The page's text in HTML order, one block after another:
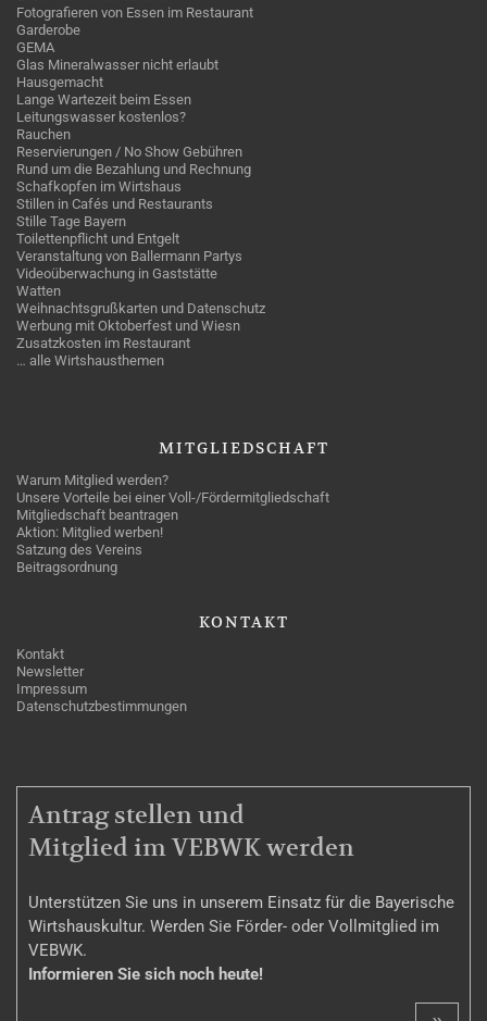
Fotografieren von Essen im Restaurant
Garderobe
GEMA
Glas Mineralwasser nicht erlaubt
Hausgemacht
Lange Wartezeit beim Essen
Leitungswasser kostenlos?
Rauchen
Reservierungen / No Show Gebühren
Rund um die Bezahlung und Rechnung
Schafkopfen im Wirtshaus
Stillen in Cafés und Restaurants
Stille Tage Bayern
Toilettenpflicht und Entgelt
Veranstaltung von Ballermann Partys
Videoüberwachung in Gaststätte
Watten
Weihnachtsgrußkarten und Datenschutz
Werbung mit Oktoberfest und Wiesn
Zusatzkosten im Restaurant
… alle Wirtshausthemen
MITGLIEDSCHAFT
Warum Mitglied werden?
Unsere Vorteile bei einer Voll-/Fördermitgliedschaft
Mitgliedschaft beantragen
Aktion: Mitglied werben!
Satzung des Vereins
Beitragsordnung
KONTAKT
Kontakt
Newsletter
Impressum
Datenschutzbestimmungen
MITGLIEDSCHAFT
Antrag stellen und
Mitglied im VEBWK werden
Unterstützen Sie uns in unserem Einsatz für die Bayerische
Wirtshauskultur. Werden Sie Förder- oder Vollmitglied im
VEBWK.
Informieren Sie sich noch heute!